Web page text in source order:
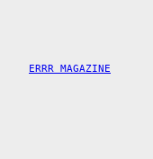
contenido
ERRR MAGAZINE